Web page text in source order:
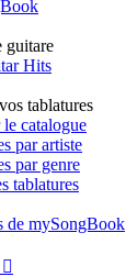
guitare
Hits
tablatures
catalogue
par artiste
par genre
tablatures
de mySongBook
